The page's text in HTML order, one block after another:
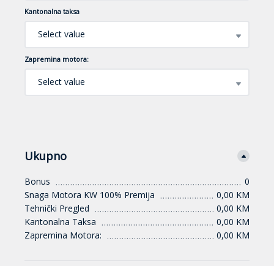
Kantonalna taksa
Select value
Zapremina motora:
Select value
Ukupno
Bonus
0
Snaga Motora KW 100% Premija
0,00 KM
Tehnički Pregled
0,00 KM
Kantonalna Taksa
0,00 KM
Zapremina Motora:
0,00 KM